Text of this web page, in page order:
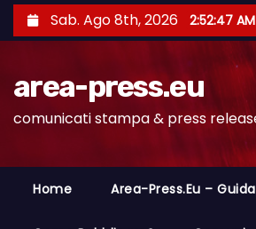
a
Sab. Ago 8th, 2026 2:52:48 AM
area-press.eu
comunicati stampa & press
Home Area-Press.eu –